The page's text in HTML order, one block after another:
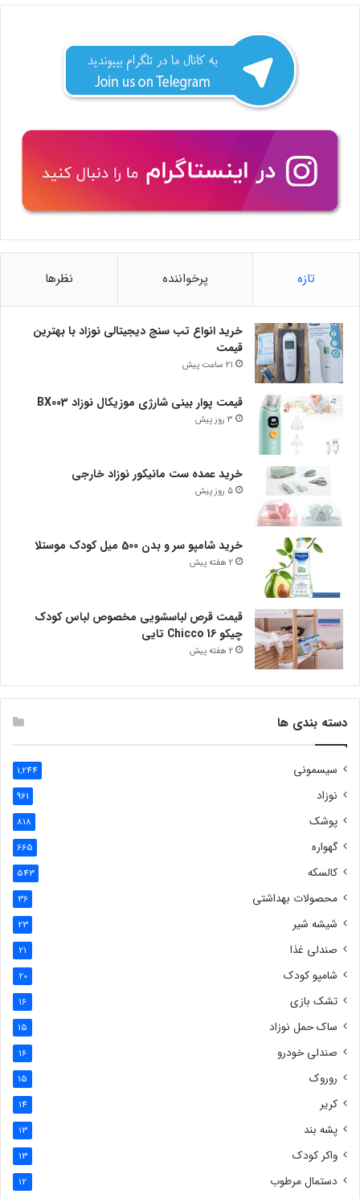
تازه پرخواننده نظرها
خرید انواع تب سنج دیجیتالی نوزاد با بهترین
قیمت
21 ساعت پیش
قیمت پوار بینی شارژی موزیکال نوزاد BX003
3 روز پیش
خرید عمده ست مانیکور نوزاد خارجی
5 روز پیش
خرید شامپو سر و بدن 500 میل کودک موستلا
2 هفته پیش
قیمت قرص لباسشویی مخصوص لباس کودک
چیکو Chicco 16 تایی
2 هفته پیش
دسته بندی ها
سیسمونی 1,244
نوزاد 961
پوشک 818
گهواره 665
کالسکه 543
محصولات بهداشتی 36
شیشه شیر 23
صندلی غذا 21
شامپو کودک 20
تشک بازی 16
ساک حمل نوزاد 15
صندلی خودرو 16
روروک 15
کریر 14
پشه بند 13
واکر کودک 13
دستمال مرطوب 12